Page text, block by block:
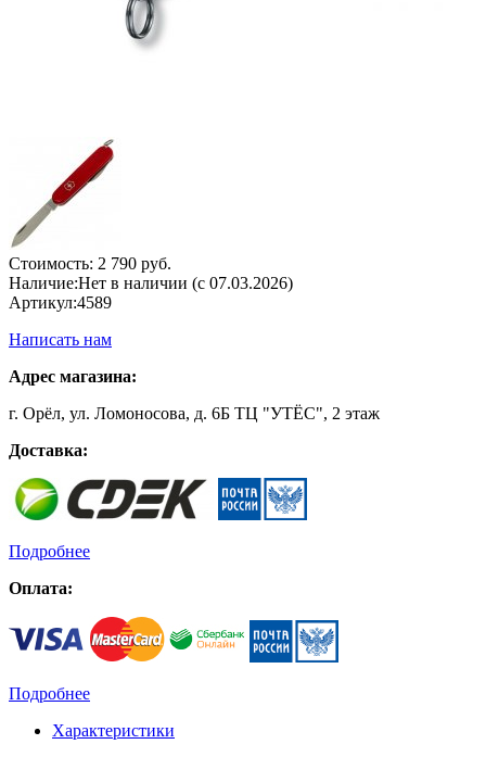
Стоимость: 2 790 руб.
Наличие:Нет в наличии (с 07.03.2026)
Артикул:4589
Написать нам
Адрес магазина:
г. Орёл, ул. Ломоносова, д. 6Б ТЦ "УТЁС", 2 этаж
Доставка:
Подробнее
Оплата:
Подробнее
Характеристики